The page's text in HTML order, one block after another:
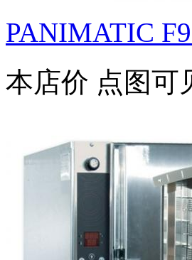
PANIMATIC
本店价 点图可